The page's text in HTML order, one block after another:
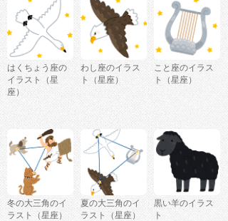
はくちょう座の
イラスト（星
座）
わし座のイラス
ト（星座）
こと座のイラス
ト（星座）
冬の大三角のイ
ラスト（星座）
夏の大三角のイ
ラスト（星座）
黒い羊のイラス
ト